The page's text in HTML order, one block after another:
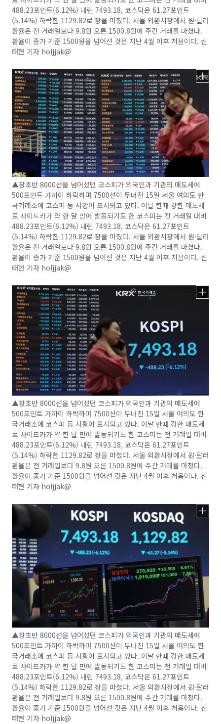
488.23포인트(6.12%) 내린 7493.18, 코스닥은 61.27포인트
(5.14%) 하락한 1129.82로 장을 마쳤다. 서울 외환시장에서 원·달러
환율은 전 거래일보다 9.8원 오른 1500.8원에 주간 거래를 마쳤다.
환율이 종가 기준 1500원을 넘어선 것은 지난 4월 이후 처음이다. 신
태현 기자 holjjak@
▲장초반 8000선을 넘어섰던 코스피가 외국인과 기관의 매도세에
500포인트 가까이 하락하며 7500선이 무너진 15일 서울 여의도 한
국거래소에 코스피 등 시황이 표시되고 있다. 이날 한때 강한 매도세
로 사이드카가 약 한 달 만에 발동되기도 한 코스피는 전 거래일 대비
488.23포인트(6.12%) 내린 7493.18, 코스닥은 61.27포인트
(5.14%) 하락한 1129.82로 장을 마쳤다. 서울 외환시장에서 원·달러
환율은 전 거래일보다 9.8원 오른 1500.8원에 주간 거래를 마쳤다.
환율이 종가 기준 1500원을 넘어선 것은 지난 4월 이후 처음이다. 신
태현 기자 holjjak@
▲장초반 8000선을 넘어섰던 코스피가 외국인과 기관의 매도세에
500포인트 가까이 하락하며 7500선이 무너진 15일 서울 여의도 한
국거래소에 코스피 등 시황이 표시되고 있다. 이날 한때 강한 매도세
로 사이드카가 약 한 달 만에 발동되기도 한 코스피는 전 거래일 대비
488.23포인트(6.12%) 내린 7493.18, 코스닥은 61.27포인트
(5.14%) 하락한 1129.82로 장을 마쳤다. 서울 외환시장에서 원·달러
환율은 전 거래일보다 9.8원 오른 1500.8원에 주간 거래를 마쳤다.
환율이 종가 기준 1500원을 넘어선 것은 지난 4월 이후 처음이다. 신
태현 기자 holjjak@
▲장초반 8000선을 넘어섰던 코스피가 외국인과 기관의 매도세에
500포인트 가까이 하락하며 7500선이 무너진 15일 서울 여의도 한
국거래소에 코스피 등 시황이 표시되고 있다. 이날 한때 강한 매도세
로 사이드카가 약 한 달 만에 발동되기도 한 코스피는 전 거래일 대비
488.23포인트(6.12%) 내린 7493.18, 코스닥은 61.27포인트
(5.14%) 하락한 1129.82로 장을 마쳤다. 서울 외환시장에서 원·달러
환율은 전 거래일보다 9.8원 오른 1500.8원에 주간 거래를 마쳤다.
환율이 종가 기준 1500원을 넘어선 것은 지난 4월 이후 처음이다. 신
태현 기자 holjjak@